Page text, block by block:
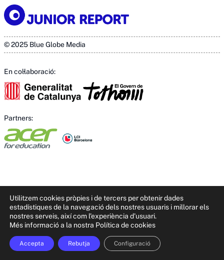
© 2025 Blue Globe Media
En col·laboració:
Partners:
Utilitzem cookies pròpies i de tercers per obtenir dades
estadístiques de la navegació dels nostres usuaris i millorar els
nostres serveis, així com l'experiència d'usuari.
Més informació a la nostra Política de cookies
Accepta Rebutja Configuració
This site is registered onwpml.orgas a development site. Switch to a
production site key toremove this banner